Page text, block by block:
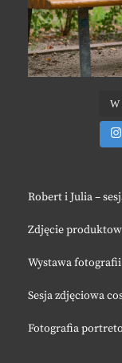
Robert i Julia –
Zdjęcie
Wystawa fotografii
Sesja zdjęciowa
Fotografia